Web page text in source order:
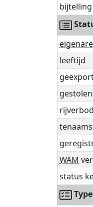
bijtelling
leeftijd
gestolen
WAM
status